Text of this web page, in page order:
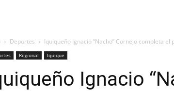
Deportes Iquiqueño Ignacio “Nacho” Cornejo completa el
Regional Iquique
Ignacio